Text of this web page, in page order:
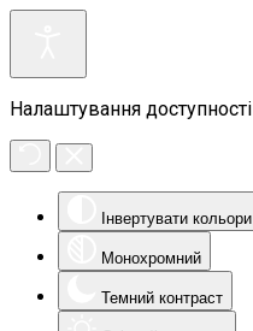
Налаштування доступності
Інвертувати кольори
Монохромний
Темний контраст